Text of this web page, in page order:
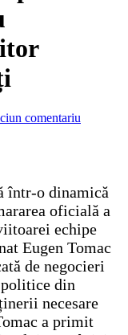
comentariu
într-o dinamică
oficială a
echipe
Eugen Tomac
de negocieri
din
necesare
a primit